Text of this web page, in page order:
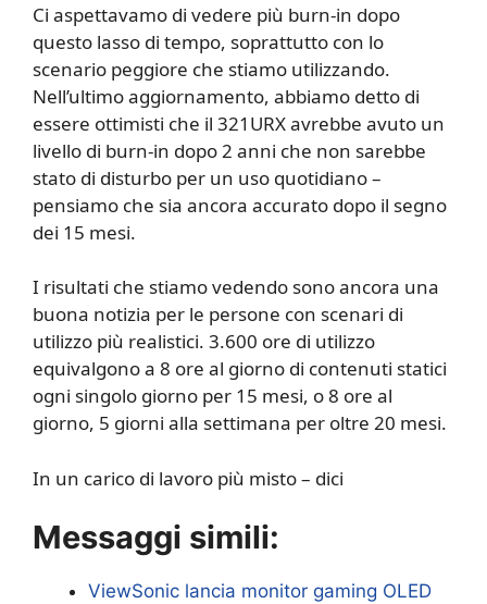
Ci aspettavamo di vedere più burn-in dopo
questo lasso di tempo, soprattutto con lo
scenario peggiore che stiamo utilizzando.
Nell’ultimo aggiornamento, abbiamo detto di
essere ottimisti che il 321URX avrebbe avuto un
livello di burn-in dopo 2 anni che non sarebbe
stato di disturbo per un uso quotidiano –
pensiamo che sia ancora accurato dopo il segno
dei 15 mesi.
I risultati che stiamo vedendo sono ancora una
buona notizia per le persone con scenari di
utilizzo più realistici. 3.600 ore di utilizzo
equivalgono a 8 ore al giorno di contenuti statici
ogni singolo giorno per 15 mesi, o 8 ore al
giorno, 5 giorni alla settimana per oltre 20 mesi.
In un carico di lavoro più misto – dici
Messaggi simili:
ViewSonic lancia monitor gaming OLED